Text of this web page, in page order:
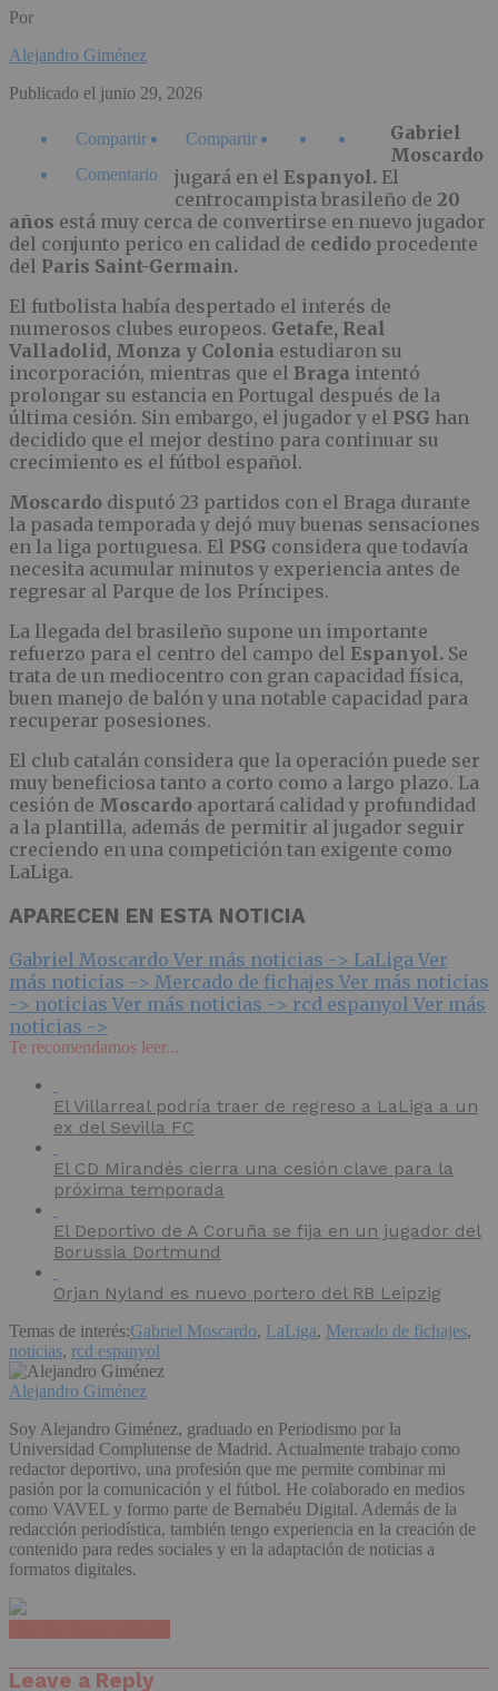
Por
Alejandro Giménez
Publicado el junio 29, 2026
Compartir
Compartir
Comentario
Gabriel
Moscardo
jugará en el Espanyol. El
centrocampista brasileño de 20
años está muy cerca de convertirse en nuevo jugador
del conjunto perico en calidad de cedido procedente
del Paris Saint-Germain.
El futbolista había despertado el interés de
numerosos clubes europeos. Getafe, Real
Valladolid, Monza y Colonia estudiaron su
incorporación, mientras que el Braga intentó
prolongar su estancia en Portugal después de la
última cesión. Sin embargo, el jugador y el PSG han
decidido que el mejor destino para continuar su
crecimiento es el fútbol español.
Moscardo disputó 23 partidos con el Braga durante
la pasada temporada y dejó muy buenas sensaciones
en la liga portuguesa. El PSG considera que todavía
necesita acumular minutos y experiencia antes de
regresar al Parque de los Príncipes.
La llegada del brasileño supone un importante
refuerzo para el centro del campo del Espanyol. Se
trata de un mediocentro con gran capacidad física,
buen manejo de balón y una notable capacidad para
recuperar posesiones.
El club catalán considera que la operación puede ser
muy beneficiosa tanto a corto como a largo plazo. La
cesión de Moscardo aportará calidad y profundidad
a la plantilla, además de permitir al jugador seguir
creciendo en una competición tan exigente como
LaLiga.
APARECEN EN ESTA NOTICIA
Gabriel Moscardo Ver más noticias -> LaLiga Ver
más noticias -> Mercado de fichajes Ver más noticias
-> noticias Ver más noticias -> rcd espanyol Ver más
noticias ->
Te recomendamos leer...
El Villarreal podría traer de regreso a LaLiga a un
ex del Sevilla FC
El CD Mirandés cierra una cesión clave para la
próxima temporada
El Deportivo de A Coruña se fija en un jugador del
Borussia Dortmund
Orjan Nyland es nuevo portero del RB Leipzig
Temas de interés:Gabriel Moscardo, LaLiga, Mercado de fichajes,
noticias, rcd espanyol
Alejandro Giménez
Soy Alejandro Giménez, graduado en Periodismo por la
Universidad Complutense de Madrid. Actualmente trabajo como
redactor deportivo, una profesión que me permite combinar mi
pasión por la comunicación y el fútbol. He colaborado en medios
como VAVEL y formo parte de Bernabéu Digital. Además de la
redacción periodística, también tengo experiencia en la creación de
contenido para redes sociales y en la adaptación de noticias a
formatos digitales.
Leave a Reply